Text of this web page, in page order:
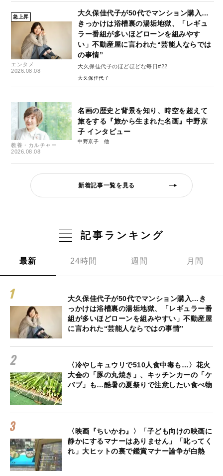
急上昇
エンタメ
2026.08.08
大久保佳代子が50代でマンション購入…
きっかけは浴槽裏の湯垢地獄、「レギュ
ラー番組が多いほどローンを組みやす
い」不動産屋に言われた“芸能人ならでは
の事情”
大久保佳代子のほどほどな毎日#22
大久保佳代子
教養・カルチャー
2026.08.08
名画の歴史と背景を知り、時空を超えて
旅をする『旅から生まれた名画』中野京
子 インタビュー
中野京子
新着記事一覧を見る
記事ランキング
最新 24時間 週間 月間
大久保佳代子が50代でマンション購入…き
っかけは浴槽裏の湯垢地獄、「レギュラー番
組が多いほどローンを組みやすい」不動産屋
に言われた“芸能人ならではの事情”
〈冷やしキュウリで510人食中毒も…〉花火
大会の「豚の丸焼き」、キッチンカーの「ケ
バブ」も…酷暑の夏祭りで注意したい食べ物
〈映画『ちいかわ』〉「子ども向けの映画に
静かにするマナーはありません」「叱ってく
れ」大ヒットの裏で鑑賞マナー論争が白熱